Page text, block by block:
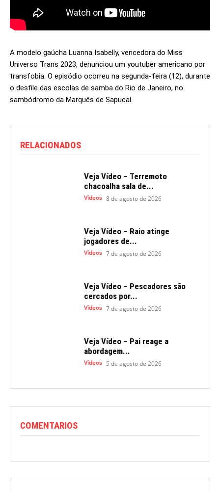
A modelo gaúcha Luanna Isabelly, vencedora do Miss
Universo Trans 2023, denunciou um youtuber americano por
transfobia. O episódio ocorreu na segunda-feira (12), durante
o desfile das escolas de samba do Rio de Janeiro, no
sambódromo da Marquês de Sapucaí.
RELACIONADOS
Veja Vídeo – Terremoto
chacoalha sala de...
Vídeos 8 de agosto de 2026
Veja Vídeo – Raio atinge
jogadores de...
Vídeos 7 de agosto de 2026
Veja Vídeo – Pescadores são
cercados por...
Vídeos 7 de agosto de 2026
Veja Vídeo – Pai reage a
abordagem...
Vídeos 5 de agosto de 2026
COMENTARIOS